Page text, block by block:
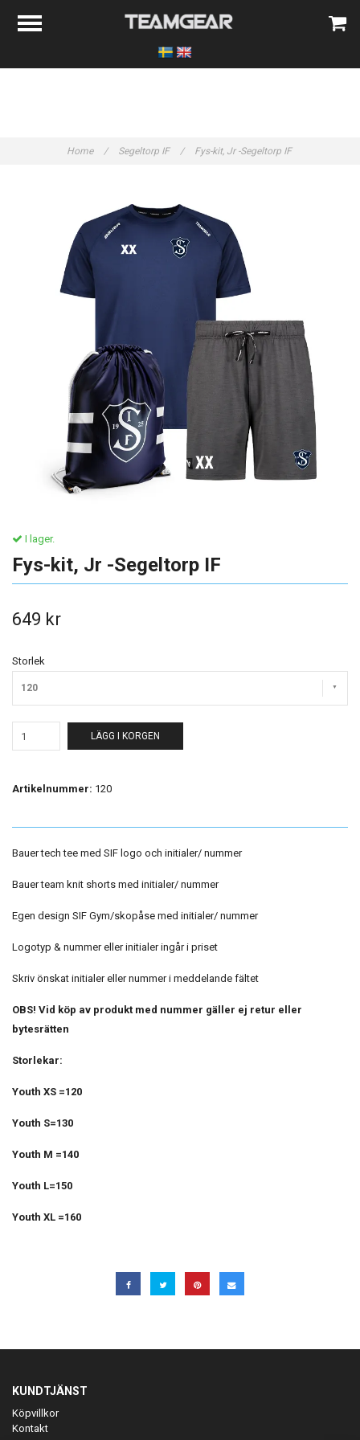
Home / Segeltorp IF / Fys-kit, Jr -Segeltorp IF
I lager.
Fys-kit, Jr -Segeltorp IF
649 kr
Storlek
120
LÄGG I KORGEN
Artikelnummer: 120
Bauer tech tee med SIF logo och initialer/ nummer
Bauer team knit shorts med initialer/ nummer
Egen design SIF Gym/skopåse med initialer/ nummer
Logotyp & nummer eller initialer ingår i priset
Skriv önskat initialer eller nummer i meddelande fältet
OBS! Vid köp av produkt med nummer gäller ej retur eller
bytesrätten
Storlekar:
Youth XS =120
Youth S=130
Youth M =140
Youth L=150
Youth XL =160
KUNDTJÄNST
Köpvillkor
Kontakt